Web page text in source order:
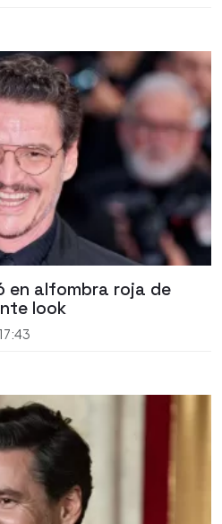
en alfombra roja de
look
17:43